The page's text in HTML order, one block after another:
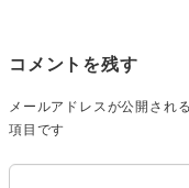
コメントを残す
メールアドレスが公開され
項目です